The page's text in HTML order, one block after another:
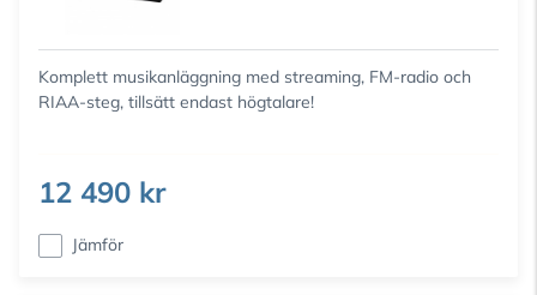
Komplett musikanläggning med streaming, FM-radio och
RIAA-steg, tillsätt endast högtalare!
12 490 kr
Jämför